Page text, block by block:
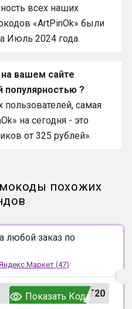
всех наших
«ArtPinOk» были
Июль 2024 года.
на вашем сайте
популярностью ?
самая
на сегодня - это
от 325 рублей».
похожих
любой заказ по
(47)
T20
Показать Код